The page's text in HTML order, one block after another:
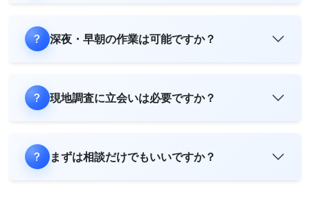
深夜・早朝の作業は可能ですか？
現地調査に立会いは必要ですか？
まずは相談だけでもいいですか？